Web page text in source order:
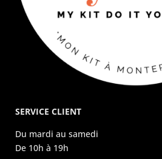
SERVICE CLIENT
Du mardi au samedi
De 10h à 19h